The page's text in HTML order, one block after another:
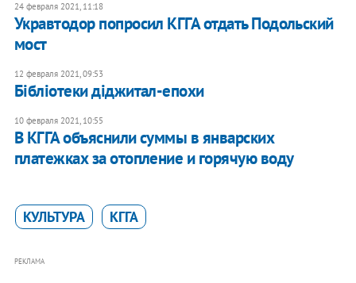
24 февраля 2021, 11:18
Укравтодор попросил КГГА отдать Подольский
мост
12 февраля 2021, 09:53
Бібліотеки діджитал-епохи
10 февраля 2021, 10:55
В КГГА объяснили суммы в январских
платежках за отопление и горячую воду
КУЛЬТУРА КГГА
РЕКЛАМА